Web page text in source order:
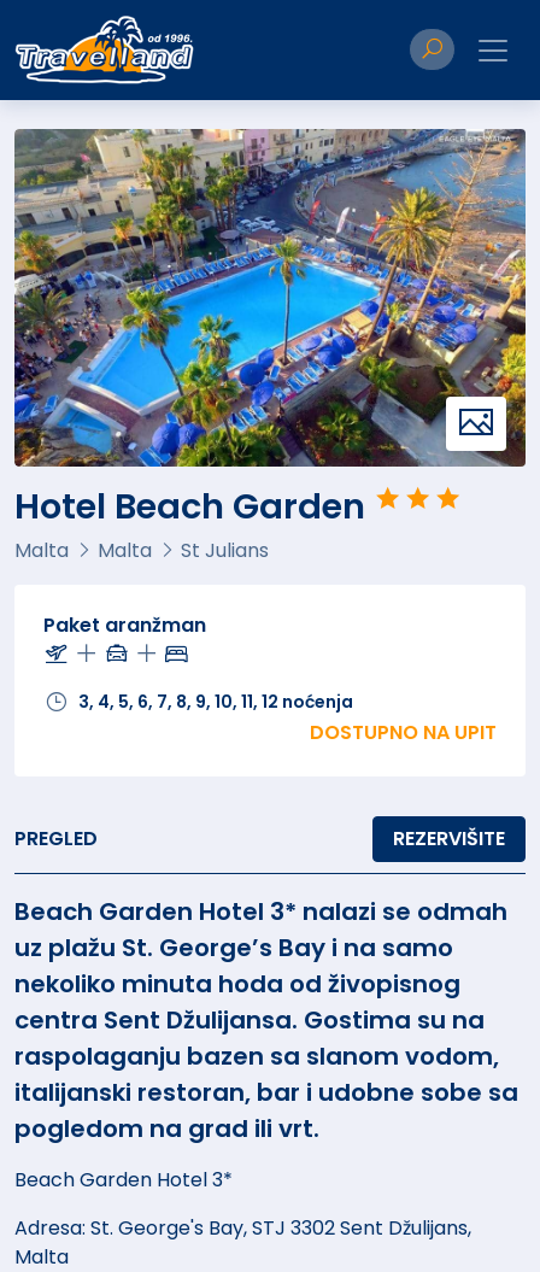
Paket aranžman
3, 4, 5, 6, 7, 8, 9, 10, 11, 12 noćenja
DOSTUPNO NA UPIT
Hotel Beach Garden
Malta Malta St Julians
PREGLED REZERVIŠITE
Beach Garden Hotel 3* nalazi se odmah
uz plažu St. George’s Bay i na samo
nekoliko minuta hoda od živopisnog
centra Sent Džulijansa. Gostima su na
raspolaganju bazen sa slanom vodom,
italijanski restoran, bar i udobne sobe sa
pogledom na grad ili vrt.
Beach Garden Hotel 3*
Adresa: St. George's Bay, STJ 3302 Sent Džulijans,
Malta